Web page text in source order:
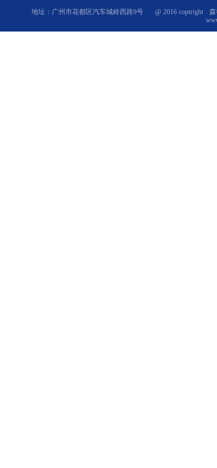
地址：广州市花都区汽车城岭西路9号
@ 2016 coptright .